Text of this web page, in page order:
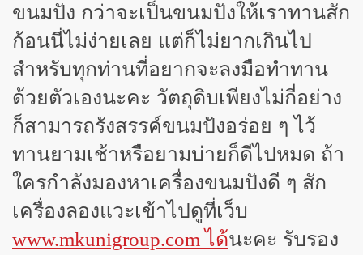
ขนมปัง กว่าจะเป็นขนมปังให้เราทานสัก
ก้อนนี่ไม่ง่ายเลย แต่ก็ไม่ยากเกินไป
สำหรับทุกท่านที่อยากจะลงมือทำทาน
ด้วยตัวเองนะคะ วัตถุดิบเพียงไม่กี่อย่าง
ก็สามารถรังสรรค์ขนมปังอร่อย ๆ ไว้
ทานยามเช้าหรือยามบ่ายก็ดีไปหมด ถ้า
ใครกำลังมองหาเครื่องขนมปังดี ๆ สัก
เครื่องลองแวะเข้าไปดูที่เว็บ
www.mkunigroup.com ได้นะคะ รับรอง